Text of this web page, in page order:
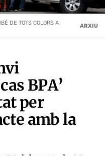
BPA’
per
amb la
DE TOTS COLORS A
ARXIU